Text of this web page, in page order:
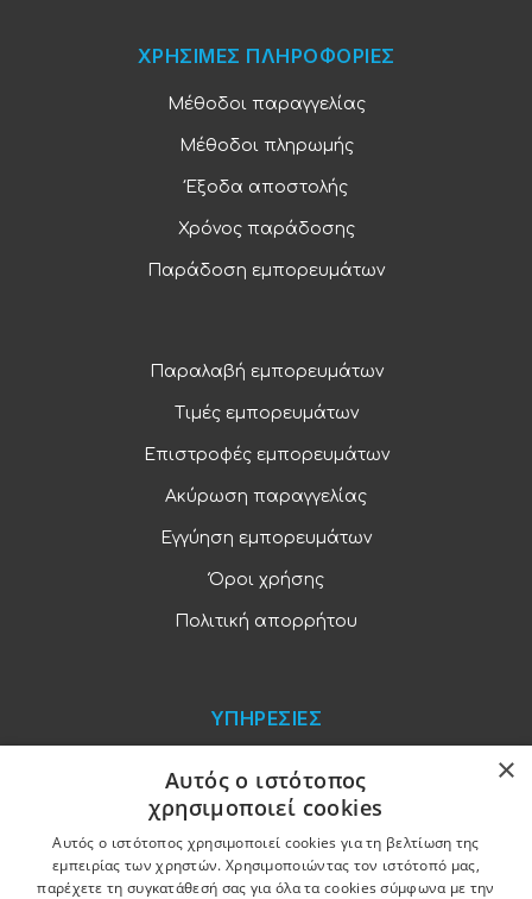
ΧΡΗΣΙΜΕΣ ΠΛΗΡΟΦΟΡΙΕΣ
Μέθοδοι παραγγελίας
Μέθοδοι πληρωμής
Έξοδα αποστολής
Χρόνος παράδοσης
Παράδοση εμπορευμάτων
Παραλαβή εμπορευμάτων
Τιμές εμπορευμάτων
Επιστροφές εμπορευμάτων
Ακύρωση παραγγελίας
Εγγύηση εμπορευμάτων
Όροι χρήσης
Πολιτική απορρήτου
ΥΠΗΡΕΣΙΕΣ
Παραγγελίες και πληρωμές
Χονδρική πώληση
Ξενοδοχειακός εξοπλισμός
×
Αυτός ο ιστότοπος
χρησιμοποιεί cookies
Αυτός ο ιστότοπος χρησιμοποιεί cookies για τη βελτίωση της
εμπειρίας των χρηστών. Χρησιμοποιώντας τον ιστότοπό μας,
παρέχετε τη συγκατάθεσή σας για όλα τα cookies σύμφωνα με την